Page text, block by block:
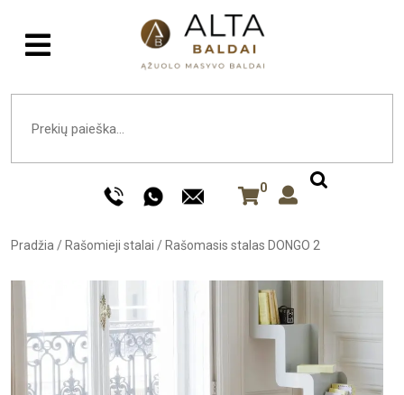
0
Pradžia / Rašomieji stalai / Rašomasis stalas DONGO 2